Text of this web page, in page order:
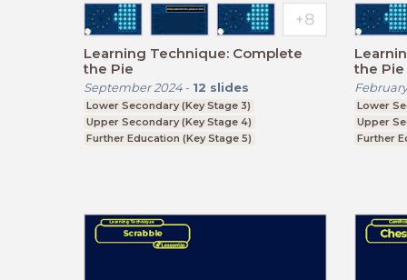
Learning Technique: Complete
the Pie
September 2024- 12 slides
Lower Secondary (Key Stage 3)
Upper Secondary (Key Stage 4)
Further Education (Key Stage 5)
the Pie
Lower
Upper
Further